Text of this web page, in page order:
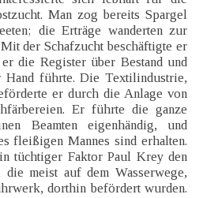
Man zog bereits Spargel
die Erträge wanderten zur
der Schafzucht beschäftigte er
die Register über Bestand und
führte. Die Textilindustrie,
er durch die Anlage von
Er führte die ganze
Beamten eigenhändig, und
fleißigen Mannes sind erhalten.
tüchtiger Faktor Paul Krey den
die meist auf dem Wasserwege,
dorthin befördert wurden.